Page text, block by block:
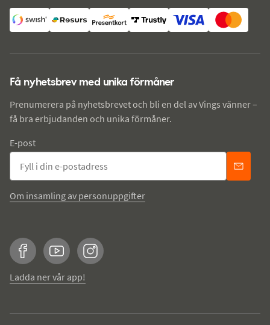
Få nyhetsbrev med unika förmåner
Prenumerera på nyhetsbrevet och bli en del av Vings vänner –
få bra erbjudanden och unika förmåner.
E-post
Om insamling av personuppgifter
FacebookYouTubeInstagram
Ladda ner vår app!